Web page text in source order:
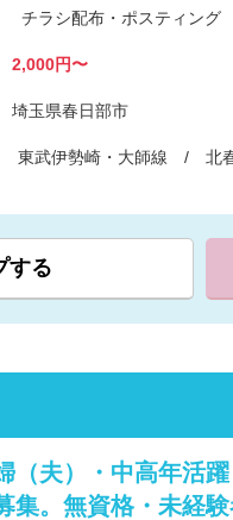
チラシ配布・ポスティング
2,000円〜
埼玉県春日部市
東武伊勢崎・大師線 / 北
する
（夫）・中高年活
集。無資格・未経